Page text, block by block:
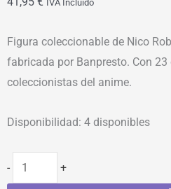
IVA Incluído
Figura coleccionable de Nico
fabricada por Banpresto. Con
coleccionistas del anime.
Disponibilidad: 4 disponibles
- +